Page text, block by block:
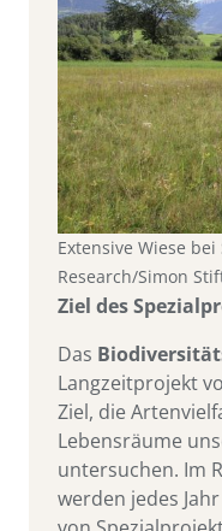
Extensive Wiese bei
Research/Simon
Ziel des
Das
Langzeitprojekt
Ziel, die
Lebensräume
untersuchen. Im
werden jedes